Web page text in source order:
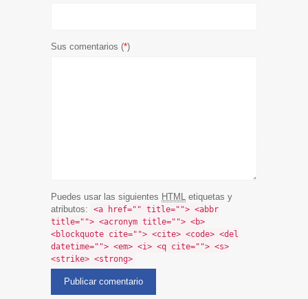
Sus comentarios (*)
Puedes usar las siguientes HTML etiquetas y
atributos:
<a href="" title=""> <abbr
title=""> <acronym title=""> <b>
<blockquote cite=""> <cite> <code> <del
datetime=""> <em> <i> <q cite=""> <s>
<strike> <strong>